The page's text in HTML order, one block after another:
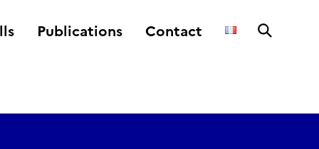
Publications Contact